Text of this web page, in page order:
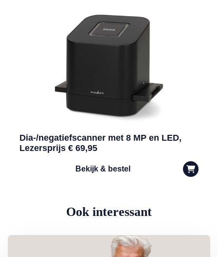
Dia-/negatiefscanner met 8 MP en LED,
Lezersprijs € 69,95
Bekijk & bestel
Ook interessant
Lees meer over Column Jan Slagter: Samen staan we sterk